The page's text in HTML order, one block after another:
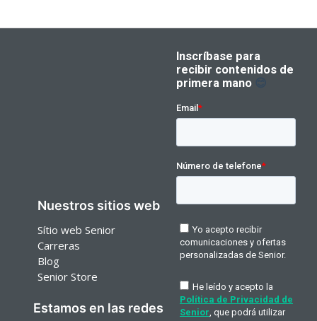
Nuestros sitios web
Sítio web Senior
Carreras
Blog
Senior Store
Estamos en las redes